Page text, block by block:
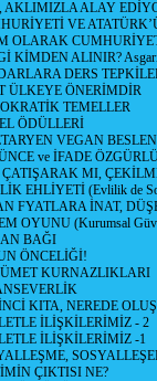
AKLIMIZLA ALAY
VE
OLARAK
KİMDEN ALINIR?
DERS
ÜLKEYE ÖNERİMDİR
TEMELLER
ÖDÜLLERİ
VEGAN
ve İFADE
MI,
EHLİYETİ (Evlilik de
FYATLARA İNAT,
OYUNU (Kurumsal
BAĞI
ÖNCELİĞİ!
KURNAZLIKLARI
KITA, NEREDE
İLİŞKİLERİMİZ - 2
İLİŞKİLERİMİZ -1
ÇIKTISI NE?